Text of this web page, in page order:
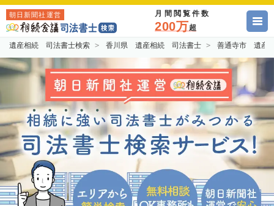
朝日新聞社運営 月間閲覧件数
200万超
遺産相続 司法書士検索 香川県 遺産相続 司法書士 善通寺市 遺産